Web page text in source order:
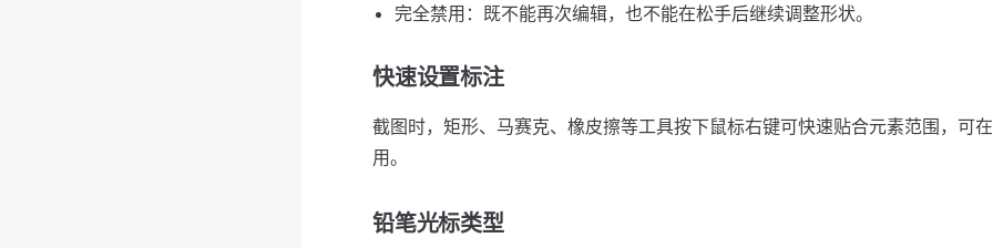
完全禁用：既不能再次编辑，也不能在松手后继续调整形状。
快速设置标注
截图时，矩形、马赛克、橡皮擦等工具按下鼠标右键可快速贴合元素范围，可
用。
铅笔光标类型